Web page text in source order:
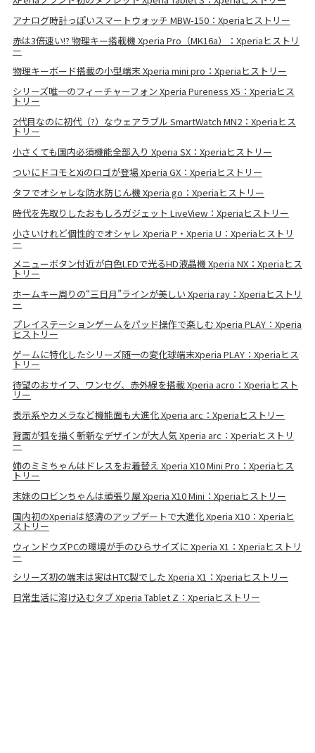
アナログ時計っぽいスマートウォッチ MBW-150：Xperiaヒストリー
赤は3倍速い!? 物理キー搭載機 Xperia Pro（MK16a）：Xperiaヒストリ
ー
物理キーボード搭載の小型端末 Xperia mini pro：Xperiaヒストリー
シリーズ唯一のフィーチャーフォン Xperia Pureness X5：Xperiaヒス
トリー
2代目なのに初代（?）なウェアラブル SmartWatch MN2：Xperiaヒス
トリー
小さくても国内必須機能全部入り Xperia SX：Xperiaヒストリー
ついにドコモとXiのロゴが登場 Xperia GX：Xperiaヒストリー
タフでオシャレな防水防じん機 Xperia go：Xperiaヒストリー
時代を先取りしたおもしろガジェット LiveView：Xperiaヒストリー
小さいけれど個性的でオシャレ Xperia P・Xperia U：Xperiaヒストリ
ー
メニューボタン付近が白色LEDで光るHD液晶機 Xperia NX：Xperiaヒス
トリー
ホームキー周りの“三日月”ラインが美しい Xperia ray：Xperiaヒストリ
ー
プレイステーションゲームをパッド操作で楽しむ Xperia PLAY：Xperia
ヒストリー
ゲームに特化したシリーズ随一の変化球端末Xperia PLAY：Xperiaヒス
トリー
待望のおサイフ、ワンセグ、赤外線を搭載 Xperia acro：Xperiaヒスト
リー
表示系やカメラなど機能面も大進化 Xperia arc：Xperiaヒストリー
背面が弧を描く斬新なデザインが大人気 Xperia arc：Xperiaヒストリ
ー
姉のミミちゃんはドレスをお着替え Xperia X10 Mini Pro：Xperiaヒス
トリー
末妹のロビンちゃんは頑張り屋 Xperia X10 Mini：Xperiaヒストリー
国内初のXperiaは怒濤のアップデートで大進化 Xperia X10：Xperiaヒ
ストリー
ウィンドウズPCの環境が手のひらサイズに Xperia X1：Xperiaヒストリ
ー
シリーズ初の端末は実はHTC製でした Xperia X1：Xperiaヒストリー
日常生活に溶け込むタブ Xperia Tablet Z：Xperiaヒストリー